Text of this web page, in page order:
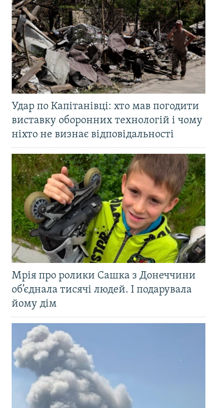
Удар по Капітанівці: хто мав погодити
виставку оборонних технологій і чому
ніхто не визнає відповідальності
Мрія про ролики Сашка з Донеччини
об’єднала тисячі людей. І подарувала
йому дім